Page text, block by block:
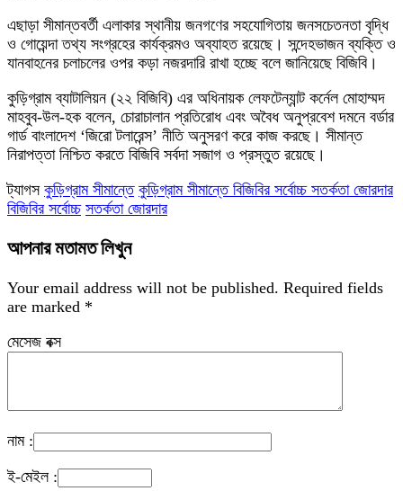
এছাড়া সীমান্তবর্তী এলাকার স্থানীয় জনগণের সহযোগিতায় জনসচেতনতা বৃদ্ধি
ও গোয়েন্দা তথ্য সংগ্রহের কার্যক্রমও অব্যাহত রয়েছে। সন্দেহভাজন ব্যক্তি ও
যানবাহনের চলাচলের ওপর কড়া নজরদারি রাখা হচ্ছে বলে জানিয়েছে বিজিবি।
কুড়িগ্রাম ব্যাটালিয়ন (২২ বিজিবি) এর অধিনায়ক লেফটেন্যান্ট কর্নেল মোহাম্মদ
মাহবুব-উল-হক বলেন, চোরাচালান প্রতিরোধ এবং অবৈধ অনুপ্রবেশ দমনে বর্ডার
গার্ড বাংলাদেশ ‘জিরো টলারেন্স’ নীতি অনুসরণ করে কাজ করছে। সীমান্ত
নিরাপত্তা নিশ্চিত করতে বিজিবি সর্বদা সজাগ ও প্রস্তুত রয়েছে।
ট্যাগস কুড়িগ্রাম সীমান্তে কুড়িগ্রাম সীমান্তে বিজিবির সর্বোচ্চ সতর্কতা জোরদার
বিজিবির সর্বোচ্চ সতর্কতা জোরদার
আপনার মতামত লিখুন
Your email address will not be published. Required fields
are marked *
মেসেজ বক্স
নাম :
ই-মেইল :